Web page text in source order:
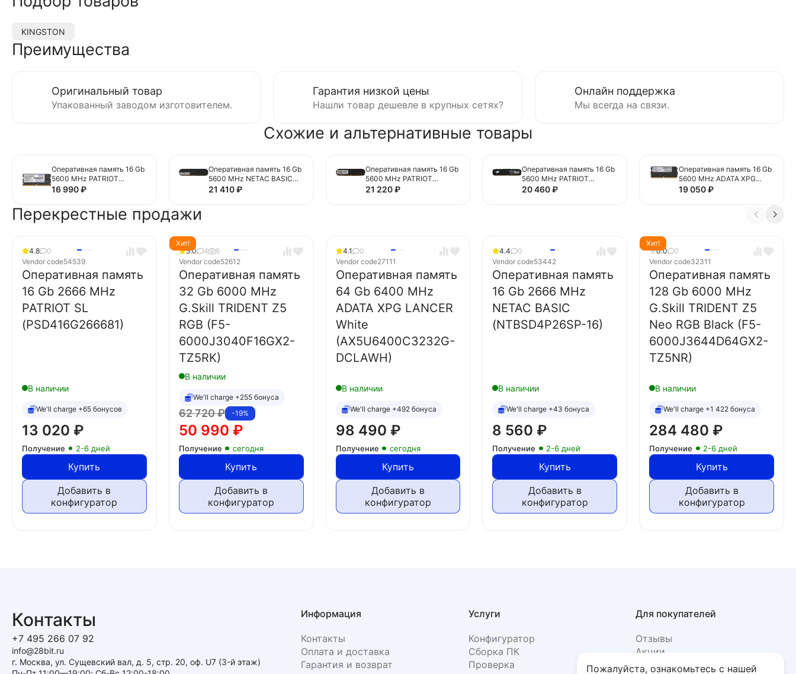
KINGSTON
Преимущества
Оригинальный товар
Упакованный заводом изготовителем.
Гарантия низкой цены
Нашли товар дешевле в крупных сетях?
Онлайн поддержка
Мы всегда на связи.
Схожие и альтернативные товары
Оперативная память 16 Gb
5600 MHz PATRIOT
Signature Line
16 990₽
Оперативная память 16 Gb
5600 MHz NETAC BASIC
(NTBSD5P56SP-16)
21 410₽
Оперативная память 16 Gb
5600 MHz PATRIOT
SIGNATURE
21 220₽
Оперативная память 16 Gb
5600 MHz PATRIOT
(PSP516G560081H1)
20 460₽
Оперативная память 16 Gb
5600 MHz ADATA XPG
(AD5S560016G-S)
19 050₽
Перекрестные продажи
4.8
0
Vendor code54539
Оперативная память
16 Gb 2666 MHz
PATRIOT SL
(PSD416G266681)
В наличии
We'll charge +65 бонусов
13 020 ₽
Получение 2-6 дней
Купить
Добавить в
конфигуратор
Хит!
5.0
4
6
Vendor code52612
Оперативная память
32 Gb 6000 MHz
G.Skill TRIDENT Z5
RGB (F5-
6000J3040F16GX2-
TZ5RK)
В наличии
We'll charge +255 бонуса
-19%
62 720₽
50 990 ₽
Получение сегодня
Купить
Добавить в
конфигуратор
4.1
0
Vendor code27111
Оперативная память
64 Gb 6400 MHz
ADATA XPG LANCER
White
(AX5U6400C3232G-
DCLAWH)
В наличии
We'll charge +492 бонуса
98 490 ₽
Получение сегодня
Купить
Добавить в
конфигуратор
4.4
0
Vendor code53442
Оперативная память
16 Gb 2666 MHz
NETAC BASIC
(NTBSD4P26SP-16)
В наличии
We'll charge +43 бонуса
8 560 ₽
Получение 2-6 дней
Купить
Добавить в
конфигуратор
Хит!
0.0
0
Vendor code32311
Оперативная память
128 Gb 6000 MHz
G.Skill TRIDENT Z5
Neo RGB Black (F5-
6000J3644D64GX2-
TZ5NR)
В наличии
We'll charge +1 422 бонуса
284 480 ₽
Получение 2-6 дней
Купить
Добавить в
конфигуратор
Контакты
+7 495 266 07 92
info@28bit.ru
г. Москва, ул. Сущевский вал, д. 5, стр. 20, оф. U7 (3-й этаж)
Информация
Контакты
Оплата и доставка
Гарантия и возврат
Услуги
Конфигуратор
Сборка ПК
Проверка
Для покупателей
Отзывы
Акции
Фото
Пожалуйста, ознакомьтесь с нашей